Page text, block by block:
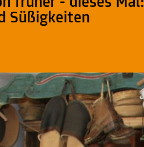
Süßigkeiten